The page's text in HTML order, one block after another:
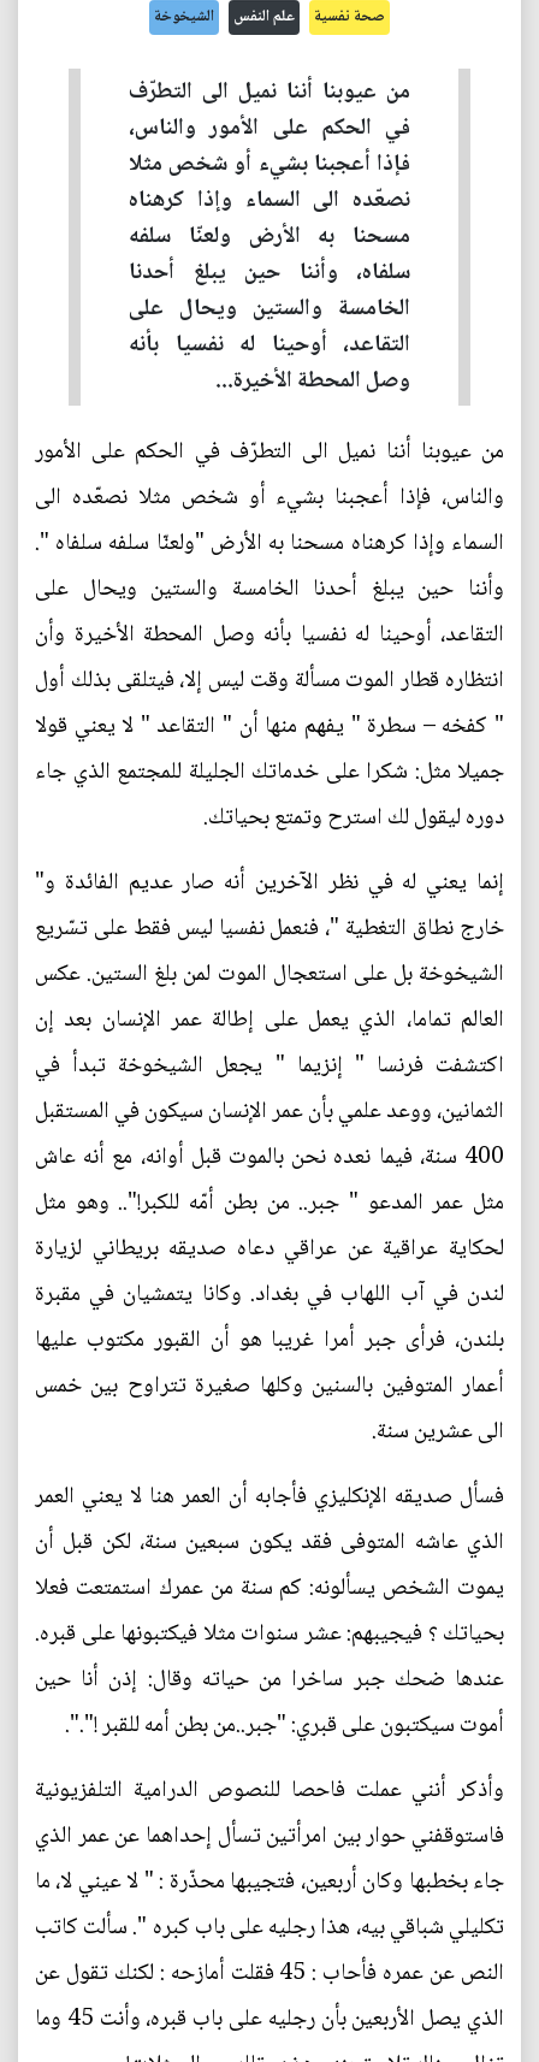
صحة نفسية علم النفس الشيخوخة
من عيوبنا أننا نميل الى التطرّف
في الحكم على الأمور والناس،
فإذا أعجبنا بشيء أو شخص مثلا
نصعّده الى السماء وإذا كرهناه
مسحنا به الأرض ولعنّا سلفه
سلفاه، وأننا حين يبلغ أحدنا
الخامسة والستين ويحال على
التقاعد، أوحينا له نفسيا بأنه
وصل المحطة الأخيرة...
من عيوبنا أننا نميل الى التطرّف في الحكم على الأمور
والناس، فإذا أعجبنا بشيء أو شخص مثلا نصعّده الى
السماء وإذا كرهناه مسحنا به الأرض "ولعنّا سلفه سلفاه ".
وأننا حين يبلغ أحدنا الخامسة والستين ويحال على
التقاعد، أوحينا له نفسيا بأنه وصل المحطة الأخيرة وأن
انتظاره قطار الموت مسألة وقت ليس إلا، فيتلقى بذلك أول
" كفخه – سطرة " يفهم منها أن " التقاعد " لا يعني قولا
جميلا مثل: شكرا على خدماتك الجليلة للمجتمع الذي جاء
دوره ليقول لك استرح وتمتع بحياتك.
إنما يعني له في نظر الآخرين أنه صار عديم الفائدة و"
خارج نطاق التغطية "، فنعمل نفسيا ليس فقط على تسّريع
الشيخوخة بل على استعجال الموت لمن بلغ الستين. عكس
العالم تماما، الذي يعمل على إطالة عمر الإنسان بعد إن
اكتشفت فرنسا " إنزيما " يجعل الشيخوخة تبدأ في
الثمانين، ووعد علمي بأن عمر الإنسان سيكون في المستقبل
400 سنة، فيما نعده نحن بالموت قبل أوانه، مع أنه عاش
مثل عمر المدعو " جبر.. من بطن أمّه للكبر!".. وهو مثل
لحكاية عراقية عن عراقي دعاه صديقه بريطاني لزيارة
لندن في آب اللهاب في بغداد. وكانا يتمشيان في مقبرة
بلندن، فرأى جبر أمرا غريبا هو أن القبور مكتوب عليها
أعمار المتوفين بالسنين وكلها صغيرة تتراوح بين خمس
الى عشرين سنة.
فسأل صديقه الإنكليزي فأجابه أن العمر هنا لا يعني العمر
الذي عاشه المتوفى فقد يكون سبعين سنة، لكن قبل أن
يموت الشخص يسألونه: كم سنة من عمرك استمتعت فعلا
بحياتك ؟ فيجيبهم: عشر سنوات مثلا فيكتبونها على قبره.
عندها ضحك جبر ساخرا من حياته وقال: إذن أنا حين
أموت سيكتبون على قبري: "جبر..من بطن أمه للقبر !".".
وأذكر أنني عملت فاحصا للنصوص الدرامية التلفزيونية
فاستوقفني حوار بين امرأتين تسأل إحداهما عن عمر الذي
جاء بخطبها وكان أربعين، فتجيبها محذّرة : " لا عيني لا، ما
تكليلي شباقي بيه، هذا رجليه على باب كبره ". سألت كاتب
النص عن عمره فأحاب : 45 فقلت أمازحه : لكنك تقول عن
الذي يصل الأربعين بأن رجليه على باب قبره، وأنت 45 وما